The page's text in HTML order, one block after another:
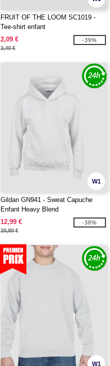
FRUIT OF THE LOOM SC1019 -
Tee-shirt enfant
2,09 €
3,40 €
-39%
W1
Gildan GN941 - Sweat Capuche
Enfant Heavy Blend
12,99 €
20,80 €
-38%
W1